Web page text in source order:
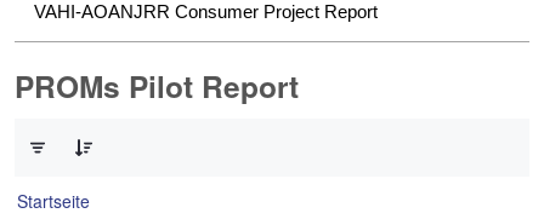
VAHI-AOANJRR Consumer Project Report
PROMs Pilot Report
Startseite